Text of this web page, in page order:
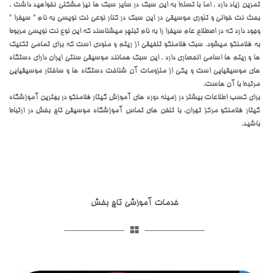
تمرین زیاد دارد . اما با تسلط به این سبک در سایر سبک ها نیز مشکلی نخواهید داشت .
بحث نت خوانی و تئوری موسیقی در این سبک در کنار نوعی نت نویسی به نام ” سیفرا ”
وجود دارد که در اصطلاح عام سیفرا را به نام تبلچر میشناسند که این نوع نت نویسی مربوط
به فلامنکو میشود. سبک فلامنکو تلفیقی از ریتم و ملودی است که برای تمامی تکنیک
ها و ریتم ها اسامی انحصاری دارد . این سبک همانند موسیقی سنتی ایران دارای دستگاه
های موسیقیایی است و یکی از ملزومات آن شناخت دستگاه ها و ساختار موسیقیایی
مرتبط با آن هاست.
برای کسب اطلاعات بیشتر در زمینه دوره های آموزش گیتار فلامنکو در بهترین آموزشگاه
گیتار فلامنکو مرکز تهران، با تلفن های تماس آموزشگاه موسیقی تاج بخش در ارتباط
باشید.
خدمات آموزشی تاج بخش